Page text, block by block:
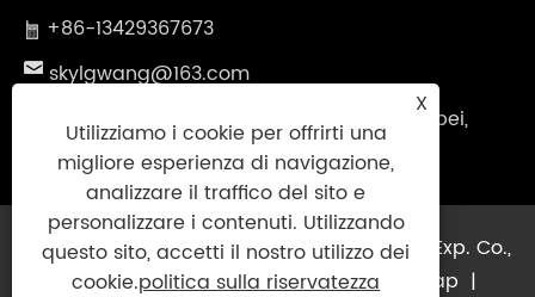
+86-13429367673
skylgwang@163.com
N.199 Changxing Road, distretto di Jiangbei,
Ningbo City, Provincia di Zhejiang, Cina
Copyright © 2025 Ningbo Guininsky Imp. & Exp. Co.,
Ltd. Tutti i diritti riservati.Links| Sitemap |
X
Utilizziamo i cookie per offrirti una
migliore esperienza di navigazione,
analizzare il traffico del sito e
personalizzare i contenuti. Utilizzando
questo sito, accetti il ​​nostro utilizzo dei
cookie.politica sulla riservatezza